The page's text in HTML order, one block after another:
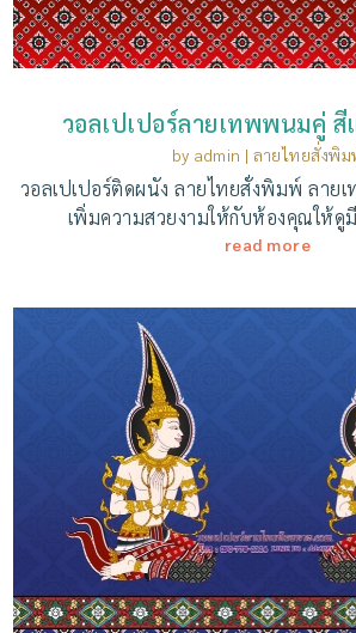
วอลเปเปอร์ลายเทพพนมคู่
by admin | ลายไทยสั่งพิ
วอลเปเปอร์ติดผนัง ลายไทยสั่งพิมพ์ ลาย
เพิ่มความสวยงามให้กับห้องคุณให้ดู
read more